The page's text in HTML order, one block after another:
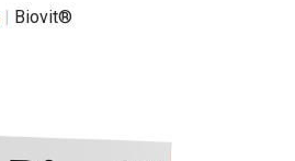
| Biovit®